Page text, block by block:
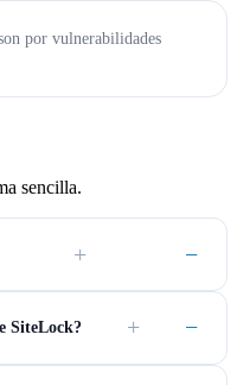
por vulnerabilidades
sencilla.
+ −
SiteLock? + −